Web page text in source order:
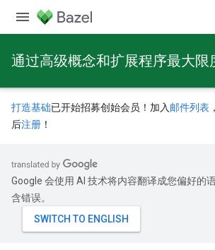
通过高级概念和扩展程序最大限
打造基础已开始招募创始会员！加入 邮件列表
后注册 ！
Google 会使用 AI 技术将内容翻译成您偏好的
含错误。